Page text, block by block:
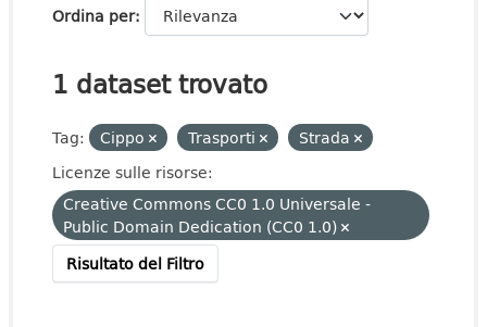
Ordina per
1 dataset trovato
Tag: Cippo Trasporti
Strada
Licenze sulle risorse:
Creative Commons CC0 1.0 Universale -
Public Domain Dedication (CC0 1.0)
Risultato del Filtro